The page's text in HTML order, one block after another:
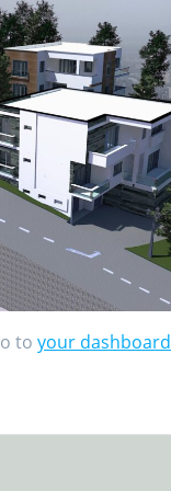
toyour dashboard